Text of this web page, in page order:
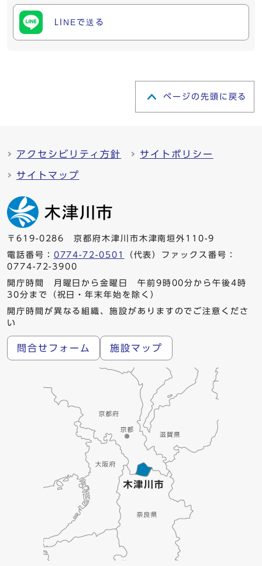
LINEで送る
ページの先頭に戻る
アクセシビリティ方針 サイトポリシー
サイトマップ
〒619-0286 京都府木津川市木津南垣外110-9
電話番号： 0774-72-0501
（代表）ファックス番号：
0774-72-3900
開庁時間 月曜日から金曜日 午前9時00分から午後4時
30分まで（祝日・年末年始を除く）
開庁時間が異なる組織、施設がありますのでご注意くださ
い
問合せフォーム 施設マップ